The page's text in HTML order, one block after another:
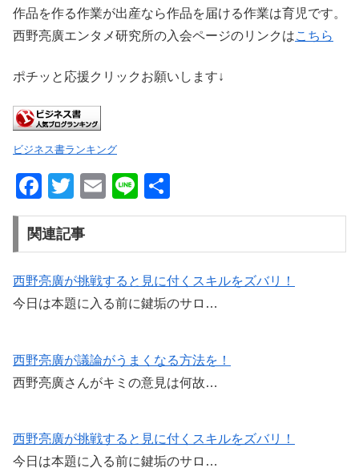
作品を作る作業が出産なら作品を届ける作業は育児です。
西野亮廣エンタメ研究所の入会ページのリンクはこちら
ポチッと応援クリックお願いします↓
ビジネス書ランキング
F
a
c
b
o
k
T
wi
tt
E
m
Li
n
有
関連記事
西野亮廣が挑戦すると見に付くスキルをズバリ！
今日は本題に入る前に鍵垢のサロ…
西野亮廣が議論がうまくなる方法を！
西野亮廣さんがキミの意見は何故…
西野亮廣が挑戦すると見に付くスキルをズバリ！
今日は本題に入る前に鍵垢のサロ…